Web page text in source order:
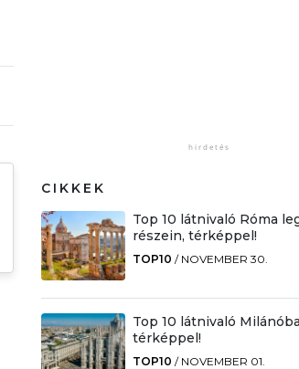
CIKKEK
Top 10 látnivaló Róma
részein, térképpel!
TOP10 / NOVEMBER 30.
Top 10 látnivaló
térképpel!
TOP10 / NOVEMBER 01.